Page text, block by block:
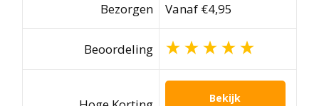
Bezorgen Vanaf €4,95
Beoordeling
Bekijk